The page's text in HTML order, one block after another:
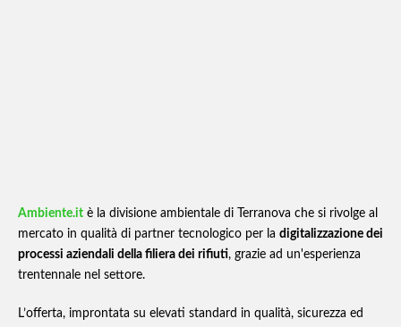
Ambiente.it è la divisione ambientale di Terranova che si rivolge al
mercato in qualità di partner tecnologico per la digitalizzazione dei
processi aziendali della filiera dei rifiuti, grazie ad un'esperienza
trentennale nel settore.
L’offerta, improntata su elevati standard in qualità, sicurezza ed